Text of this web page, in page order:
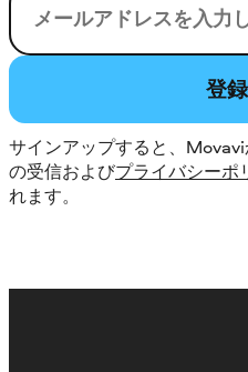
電子メール
登
サインアップすると、
の受信およびプライバシーポ
れます。